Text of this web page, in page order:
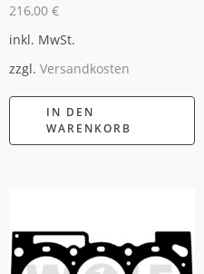
216,00 €
inkl. MwSt.
zzgl. Versandkosten
IN DEN
WARENKORB